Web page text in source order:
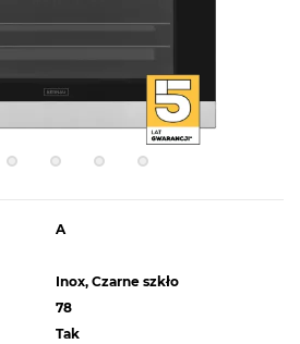
A
Inox, Czarne szkło
78
Tak